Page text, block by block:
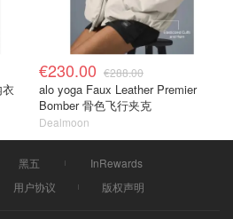
€230.00 €288.00
alo yoga Faux Leather Premier
Bomber 骨色飞行夹克
Dealmoon
黑五
InRewards
用户协议 版权声明